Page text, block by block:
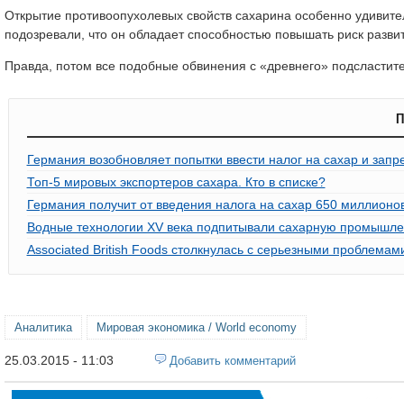
Открытие противоопухолевых свойств сахарина особенно
подозревали, что он обладает способностью повышать риск
Правда, потом все подобные обвинения с «древнего»
Германия возобновляет попытки ввести налог на сахар и
Топ-5 мировых экспортеров сахара. Кто в списке?
Германия получит от введения налога на сахар 650
Водные технологии XV века подпитывали сахарную
Associated British Foods столкнулась с серьезными
Аналитика Мировая экономика / World economy
25.03.2015 - 11:03 Добавить комментарий